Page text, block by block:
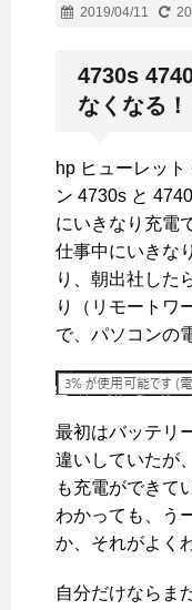
2019/04/11
4730s
なくなる！
hp ヒューレッ
ン 4730s と
にいきなり充電
仕事中にいきな
り、朝出社した
り（リモートワ
で、パソコンの
最初はバッテリ
違いしていたが
も充電ができて
わかっても、う
か、それがよく
自分だけならま